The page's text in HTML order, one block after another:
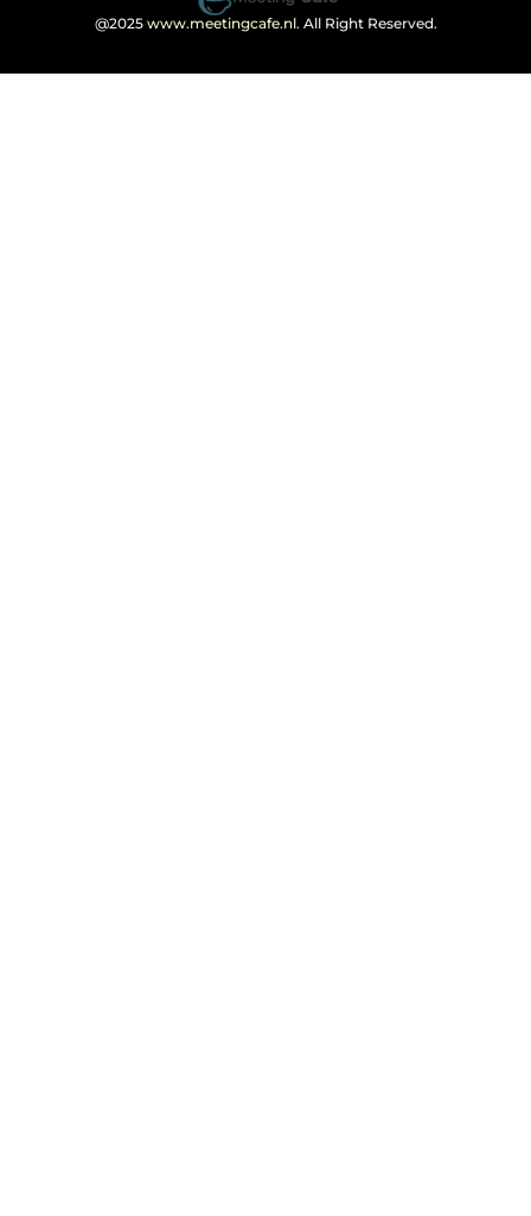
@2025 www.meetingcafe.nl. All Right Reserved.